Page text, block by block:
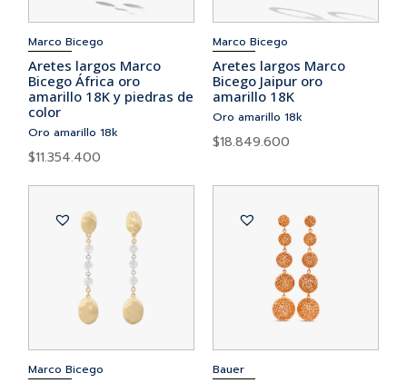
Marco Bicego
Aretes largos Marco
Bicego África oro
amarillo 18K y piedras de
color
Oro amarillo 18k
$11.354.400
Marco Bicego
Aretes largos Marco
Bicego Jaipur oro
amarillo 18K
Oro amarillo 18k
$18.849.600
Marco Bicego Bauer